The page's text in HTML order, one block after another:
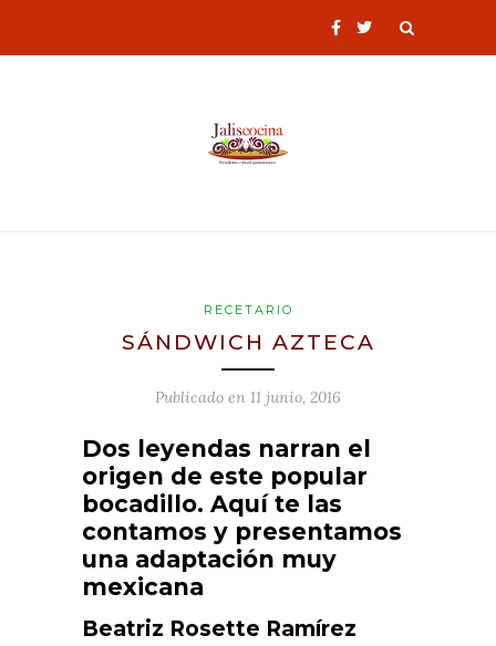
RECETARIO
SÁNDWICH AZTECA
Publicado en 11 junio, 2016
Dos leyendas narran el
origen de este popular
bocadillo. Aquí te las
contamos y presentamos
una adaptación muy
mexicana
Beatriz Rosette Ramírez